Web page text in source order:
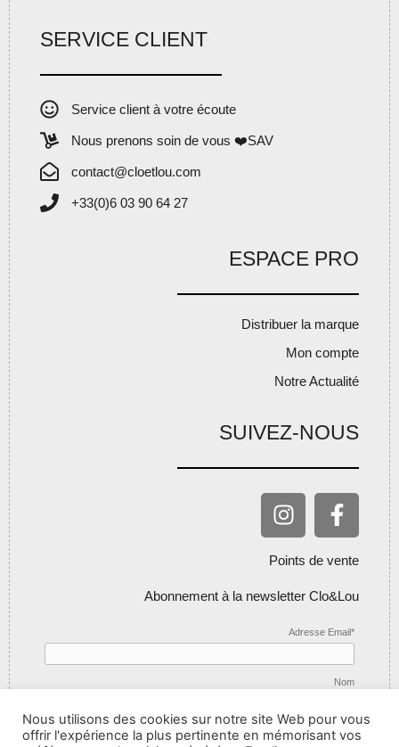
SERVICE CLIENT
Service client à votre écoute
Nous prenons soin de vous ❤️SAV
contact@cloetlou.com
+33(0)6 03 90 64 27
ESPACE PRO
Distribuer la marque
Mon compte
Notre Actualité
SUIVEZ-NOUS
Points de vente
Abonnement à la newsletter Clo&Lou
Adresse Email*
Nom
Nous utilisons des cookies sur notre site Web pour vous
offrir l'expérience la plus pertinente en mémorisant vos